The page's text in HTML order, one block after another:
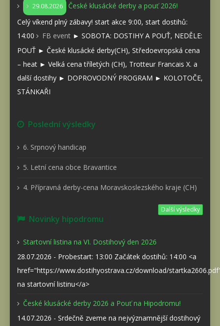
29.08.2026
České klusácké derby a pouť 2026!
Celý víkend plný zábavy! start akce 9:00, start dostihů:
14:00
FB event ► SOBOTA: DOSTIHY A POUŤ, NEDĚLE:
POUŤ ► České klusácké derby(CH), Středoevropská cena
– heat ► Velká cena tříletých (CH), Trotteur Francais X. a
další dostihy ► DOPROVODNÝ PROGRAM ► KOLOTOČE,
STÁNKAŘI
Poslední výsledky
6. Srpnový handicap
5. Letní cena obce Bravantice
4. Přípravná derby-cena Moravskoslezského kraje (CH)
Další výsledky
Novinky hipodromu
Startovní listina na VI. Dostihový den 2026
28.07.2026 - Probestart: 13:00 Začátek dostihů: 14:00 <a
href="https://www.dostihyostrava.cz/download/
na startovní listinu</a>
České klusácké derby 2026 a Pouť na Hipodromu!
14.07.2026 - Srdečně zveme na nejvýznamnější dostihový